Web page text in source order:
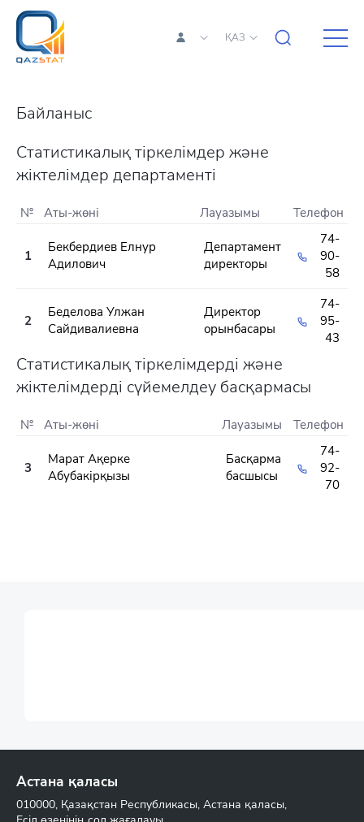
ҚАЗ
Байланыс
Статистикалық тіркелімдер және
жіктелімдер департаменті
№ Аты-жөні Лауазымы Телефон
1
Бекбердиев Елнур
Адилович
Департамент
директоры
74-
90-
58
2
Беделова Улжан
Сайдивалиевна
Директор
орынбасары
74-
95-
43
Статистикалық тіркелімдерді және
жіктелімдерді сүйемелдеу басқармасы
№ Аты-жөні Лауазымы Телефон
3
Марат Ақерке
Абубакірқызы
Басқарма
басшысы
74-
92-
70
Астана қаласы
010000, Қазақстан Республикасы, Астана қаласы,